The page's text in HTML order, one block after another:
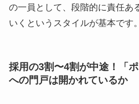
の一員として、段階的に責任あ
いくというスタイルが基本です。
採用の3割〜4割が中途！「ポ
への門戸は開かれているか